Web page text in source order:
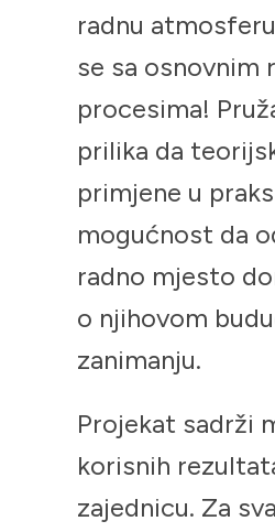
radnu
se sa osnovnim
procesima!
prilika da
primjene u
mogućnost da
radno mjesto
o njihovom
zanimanju.
Projekat sadrži
korisnih
zajednicu. Za